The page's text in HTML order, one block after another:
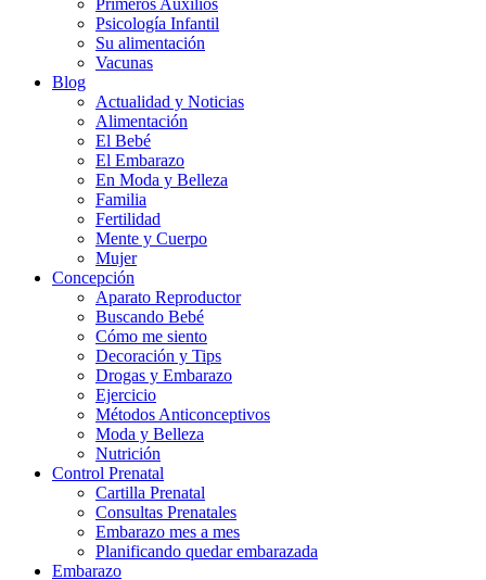
Primeros Auxilios
Psicología Infantil
Su alimentación
Vacunas
Blog
Actualidad y Noticias
Alimentación
El Bebé
El Embarazo
En Moda y Belleza
Familia
Fertilidad
Mente y Cuerpo
Mujer
Concepción
Aparato Reproductor
Buscando Bebé
Cómo me siento
Decoración y Tips
Drogas y Embarazo
Ejercicio
Métodos Anticonceptivos
Moda y Belleza
Nutrición
Control Prenatal
Cartilla Prenatal
Consultas Prenatales
Embarazo mes a mes
Planificando quedar embarazada
Embarazo